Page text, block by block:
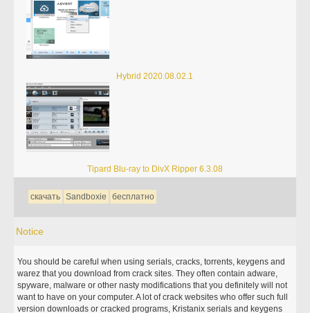
Hybrid 2020.08.02.1
Tipard Blu-ray to DivX Ripper 6.3.08
скачать Sandboxie бесплатно
Notice
You should be careful when using serials, cracks, torrents, keygens and
warez that you download from crack sites. They often contain adware,
spyware, malware or other nasty modifications that you definitely will not
want to have on your computer. A lot of crack websites who offer such full
version downloads or cracked programs, Kristanix serials and keygens